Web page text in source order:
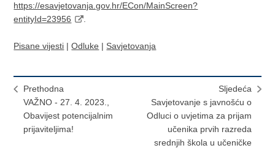
https://esavjetovanja.gov.hr/ECon/MainScreen?
entityId=23956
Pisane vijesti |Odluke | Savjetovanja
Prethodna
VAŽNO - 27. 4. 2023.,
Obavijest potencijalnim
prijaviteljima!
Sljedeća
Savjetovanje s javnošću o
Odluci o uvjetima za prijam
učenika prvih razreda
srednjih škola u učeničke